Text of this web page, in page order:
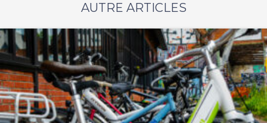
AUTRE ARTICLES